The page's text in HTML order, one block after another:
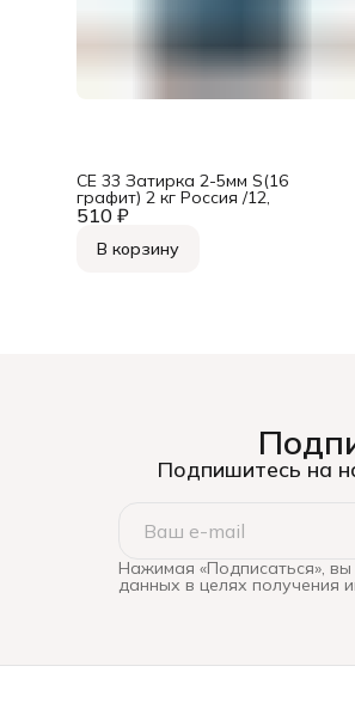
510 ₽
СЕ 33 Затирка 2-5мм S(16
графит) 2 кг Россия /12,
В корзину
Подпишитесь на
Нажимая «Подписаться»,
данных в целях получения